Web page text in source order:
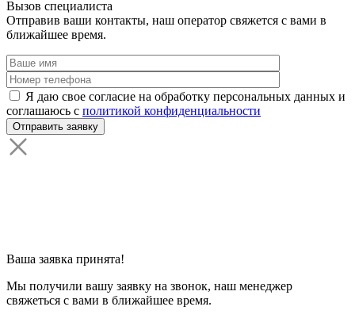
Вызов специалиста
Отправив ваши контакты, наш оператор свяжется с вами в
ближайшее время.
Я даю свое согласие на обработку персональных данных и
соглашаюсь с политикой конфиденциальности
Ваша заявка принята!
Мы получили вашу заявку на звонок, наш менеджер
свяжеться с вами в ближайшее время.